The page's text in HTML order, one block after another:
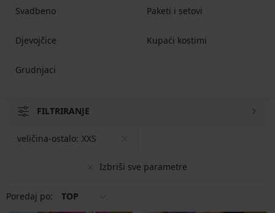
Svadbeno Paketi i setovi
Djevojčice Kupaći kostimi
Grudnjaci
FILTRIRANJE
Izbriši sve parametre
veličina-ostalo: XXS
Poredaj po: TOP